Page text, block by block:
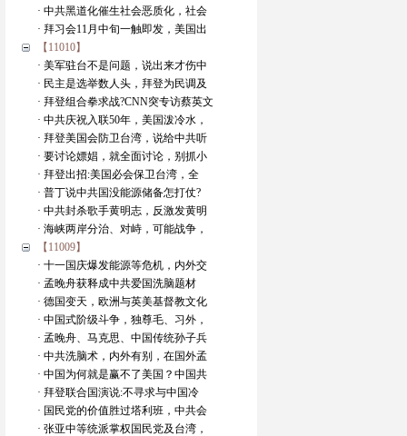
· 中共黑道化催生社会恶质化，社会
· 拜习会11月中旬一触即发，美国出
【11010】
· 美军驻台不是问题，说出来才伤中
· 民主是选举数人头，拜登为民调及
· 拜登组合拳求战?CNN突专访蔡英文
· 中共庆祝入联50年，美国泼冷水，
· 拜登美国会防卫台湾，说给中共听
· 要讨论嫖娼，就全面讨论，别抓小
· 拜登出招:美国必会保卫台湾，全
· 普丁说中共国没能源储备怎打仗?
· 中共封杀歌手黄明志，反激发黄明
· 海峡两岸分治、对峙，可能战争，
【11009】
· 十一国庆爆发能源等危机，内外交
· 孟晚舟获释成中共爱国洗脑题材
· 德国变天，欧洲与英美基督教文化
· 中国式阶级斗争，独尊毛、习外，
· 孟晚舟、马克思、中国传统孙子兵
· 中共洗脑术，内外有别，在国外孟
· 中国为何就是赢不了美国？中国共
· 拜登联合国演说:不寻求与中国冷
· 国民党的价值胜过塔利班，中共会
· 张亚中等统派掌权国民党及台湾，